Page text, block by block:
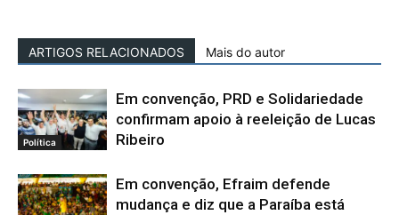
ARTIGOS RELACIONADOS Mais do autor
Política
Em convenção, PRD e Solidariedade
confirmam apoio à reeleição de Lucas
Ribeiro
Em convenção, Efraim defende
mudança e diz que a Paraíba está